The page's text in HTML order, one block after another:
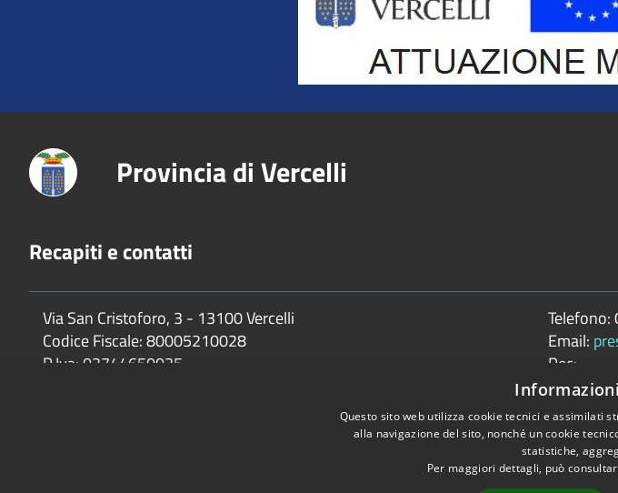
Provincia di Vercelli
Recapiti e contatti
Via San Cristoforo, 3 - 13100 Vercelli
Codice Fiscale:80005210028
P.Iva:02744650025
Telefono:
Email:
Pec:
Questo sito web utilizza cookie tecnici e assimilati
alla navigazione del sito, nonché un cookie
statistiche,
Per maggiori dettagli, può